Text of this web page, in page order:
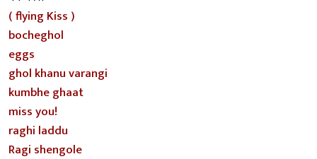
( flying Kiss )
bocheghol
eggs
ghol khanu varangi
kumbhe ghaat
miss you!
raghi laddu
Ragi shengole